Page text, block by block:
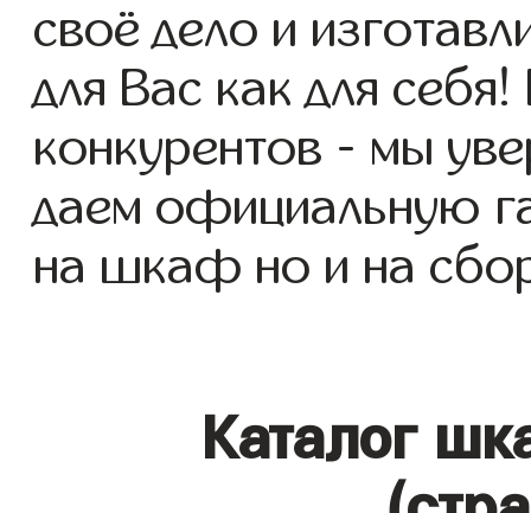
своё дело и
для Вас как для
конкурентов - мы
даем официальную
на шкаф но и на
Каталог